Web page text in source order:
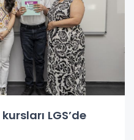
LGS’de